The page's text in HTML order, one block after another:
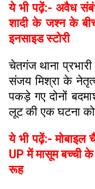
ये भी पढ़ें:- अवैध
शादी के जश्न के
इनसाइड स्टोरी
चेतगंज थाना
संजय मिश्रा के नेतृत्व
पकड़े गए दोनों
लूट की एक घटना को
ये भी पढ़ें:-
UP में मासूम बच्ची के
रूह